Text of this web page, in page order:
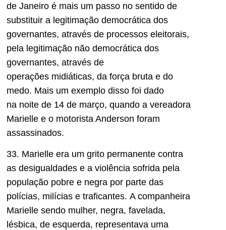
de Janeiro é mais um passo no sentido de
substituir a legitimação democrática dos
governantes, através de processos eleitorais,
pela legitimação não democrática dos
governantes, através de
operações midiáticas, da força bruta e do
medo. Mais um exemplo disso foi dado
na noite de 14 de março, quando a vereadora
Marielle e o motorista Anderson foram
assassinados.
33. Marielle era um grito permanente contra
as desigualdades e a violência sofrida pela
população pobre e negra por parte das
polícias, milícias e traficantes. A companheira
Marielle sendo mulher, negra, favelada,
lésbica, de esquerda, representava uma